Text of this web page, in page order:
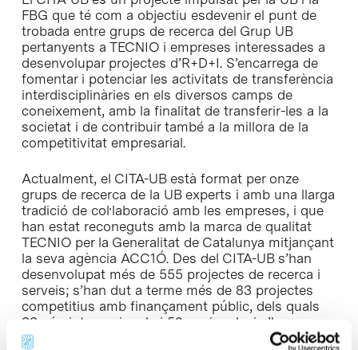
FBG que té com a objectiu esdevenir el punt de
trobada entre grups de recerca del Grup UB
pertanyents a TECNIO i empreses interessades a
desenvolupar projectes d’R+D+I. S’encarrega de
fomentar i potenciar les activitats de transferència
interdisciplinàries en els diversos camps de
coneixement, amb la finalitat de transferir-les a la
societat i de contribuir també a la millora de la
competitivitat empresarial.
Actualment, el CITA-UB està format per onze
grups de recerca de la UB experts i amb una llarga
tradició de col·laboració amb les empreses, i que
han estat reconeguts amb la marca de qualitat
TECNIO per la Generalitat de Catalunya mitjançant
la seva agència ACC1Ó. Des del CITA-UB s’han
desenvolupat més de 555 projectes de recerca i
serveis; s’han dut a terme més de 83 projectes
competitius amb finançament públic, dels quals
33 són internacionals i 50 nacionals, i s’ha
col·laborat en la recerca de 200 patents.